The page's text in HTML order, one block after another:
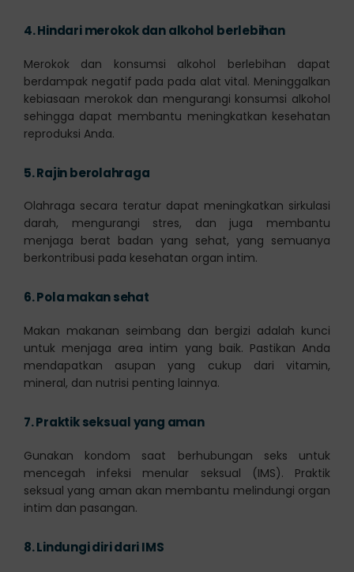
4.Hindari merokok dan alkohol berlebihan
Merokok dan konsumsi alkohol berlebihan dapat
berdampak negatif pada pada alat vital. Meninggalkan
kebiasaan merokok dan mengurangi konsumsi alkohol
sehingga dapat membantu meningkatkan kesehatan
reproduksi Anda.
5.Rajin berolahraga
Olahraga secara teratur dapat meningkatkan sirkulasi
darah, mengurangi stres, dan juga membantu
menjaga berat badan yang sehat, yang semuanya
berkontribusi pada kesehatan organ intim.
6.Pola makan sehat
Makan makanan seimbang dan bergizi adalah kunci
untuk menjaga area intim yang baik. Pastikan Anda
mendapatkan asupan yang cukup dari vitamin,
mineral, dan nutrisi penting lainnya.
7.Praktik seksual yang aman
Gunakan kondom saat berhubungan seks untuk
mencegah infeksi menular seksual (IMS). Praktik
seksual yang aman akan membantu melindungi organ
intim dan pasangan.
8.Lindungi diri dari IMS